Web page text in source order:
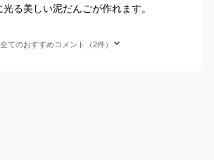
る美しい泥だんごが作れます。
全てのおすすめコメント（2件）